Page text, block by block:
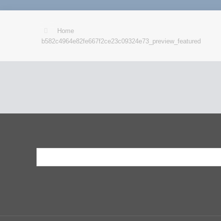
Home
b582c4964e82fe667f2ce23c09324e73_preview_featured